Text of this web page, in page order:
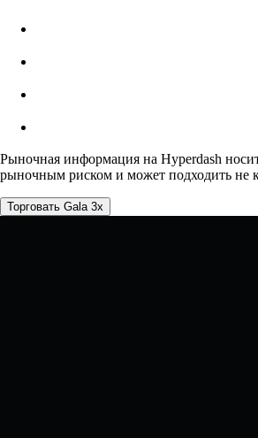
0.0450% / 0.0150%
Рыночная информация на Hyperdash
рыночным риском и может подходить не
Торговать Gala 3x